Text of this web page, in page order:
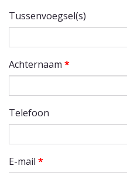
Tussenvoegsel(s)
Achternaam *
Telefoon
E-mail *